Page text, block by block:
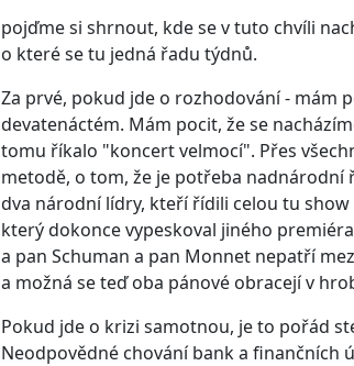
pojďme si shrnout, kde se v tuto chvíli
o které se tu jedná řadu týdnů.
Za prvé, pokud jde o rozhodování - mám
devatenáctém. Mám pocit, že se
tomu říkalo "koncert velmocí". Přes
metodě, o tom, že je potřeba
dva národní lídry, kteří řídili celou tu
který dokonce vypeskoval jiného
a pan Schuman a pan Monnet nepatří
a možná se teď oba pánové obracejí v
Pokud jde o krizi samotnou, je to pořád
Neodpovědné chování bank a finančních